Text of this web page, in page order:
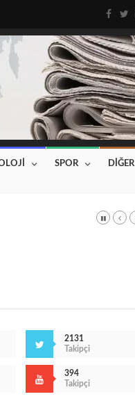
SPOR DİĞER
2131
Takipçi
394
Takipçi